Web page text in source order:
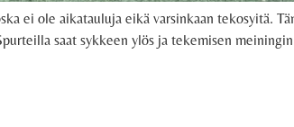
ei ole aikatauluja eikä varsinkaan tekosyitä.
saat sykkeen ylös ja tekemisen